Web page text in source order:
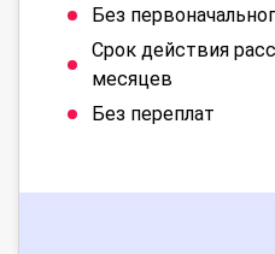
Без
Срок действия
месяцев
Без переплат